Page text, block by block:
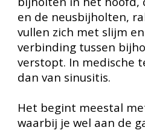
en de neusbijholten,
vullen zich met slijm
verbinding tussen
verstopt. In medische
dan van sinusitis.
Het begint meestal
waarbij je wel aan de